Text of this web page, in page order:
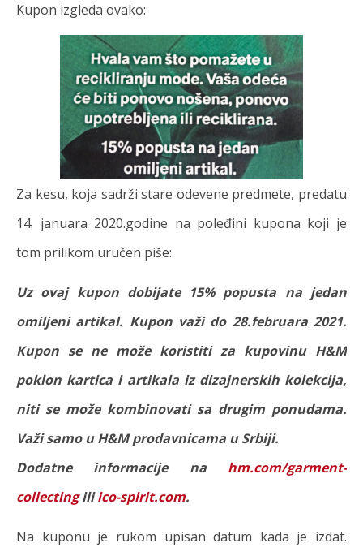
Kupon izgleda ovako:
Za kesu, koja sadrži stare odevene predmete, predatu
14. januara 2020.godine na poleđini kupona koji je
tom prilikom uručen piše:
Uz ovaj kupon dobijate 15% popusta na jedan
omiljeni artikal. Kupon važi do 28.februara 2021.
Kupon se ne može koristiti za kupovinu H&M
poklon kartica i artikala iz dizajnerskih kolekcija,
niti se može kombinovati sa drugim ponudama.
Važi samo u H&M prodavnicama u Srbiji.
Dodatne informacije na hm.com/garment-
collectingiliico-spirit.com.
Na kuponu je rukom upisan datum kada je izdat.